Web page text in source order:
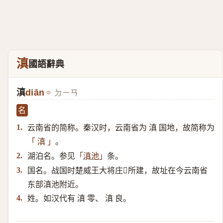
滇國語辭典
滇diān ㄉㄧㄢ
名
1. 云南省的简称。秦汉时，云南省为 滇 国地，故简称为
「 滇 」 。
2. 湖泊名。参见 「 滇池 」 条。
3.
国名。战国时楚威王大将庄𫏋所建，故址在今云南省
东部滇池附近。
4. 姓。如汉代有 滇 零、 滇 良。